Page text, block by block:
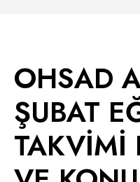
OHSAD
ŞUBAT
TAKVİMİ